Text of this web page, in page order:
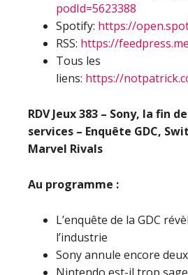
podId=5623388
Spotify: https://
RSS: https://
Tous les
liens: https://
RDV Jeux 383 – Sony, la fin
services – Enquête GDC,
Marvel Rivals
Au programme :
L’enquête de la GDC
l’industrie
Sony annule encore